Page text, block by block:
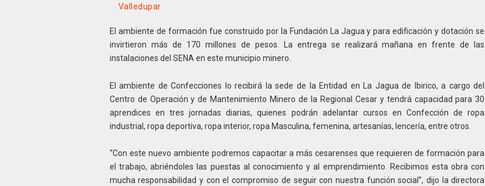
Valledupar
El ambiente de formación fue construido por la Fundación La Jagua y para edificación y dotación se
invirtieron más de 170 millones de pesos. La entrega se realizará mañana en frente de las
instalaciones del SENA en este municipio minero.
El ambiente de Confecciones lo recibirá la sede de la Entidad en La Jagua de Ibirico, a cargo del
Centro de Operación y de Mantenimiento Minero de la Regional Cesar y tendrá capacidad para 30
aprendices en tres jornadas diarias, quienes podrán adelantar cursos en Confección de ropa
industrial, ropa deportiva, ropa interior, ropa Masculina, femenina, artesanías, lencería, entre otros.
“Con este nuevo ambiente podremos capacitar a más cesarenses que requieren de formación para
el trabajo, abriéndoles las puestas al conocimiento y al emprendimiento. Recibimos esta obra con
mucha responsabilidad y con el compromiso de seguir con nuestra función social”, dijo la directora